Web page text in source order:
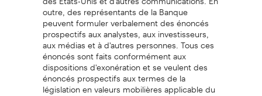
outre, des représentants de la Banque
peuvent formuler verbalement des énoncés
prospectifs aux analystes, aux investisseurs,
aux médias et à d'autres personnes. Tous ces
énoncés sont faits conformément aux
dispositions d'exonération et se veulent des
énoncés prospectifs aux termes de la
législation en valeurs mobilières applicable du